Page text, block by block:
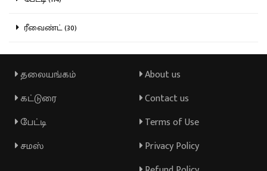
ரீவைண்ட் (30)
தலையங்கம்
கட்டுரை
பேட்டி
சமஸ்
About us
Contact us
Terms of Use
Privacy Policy